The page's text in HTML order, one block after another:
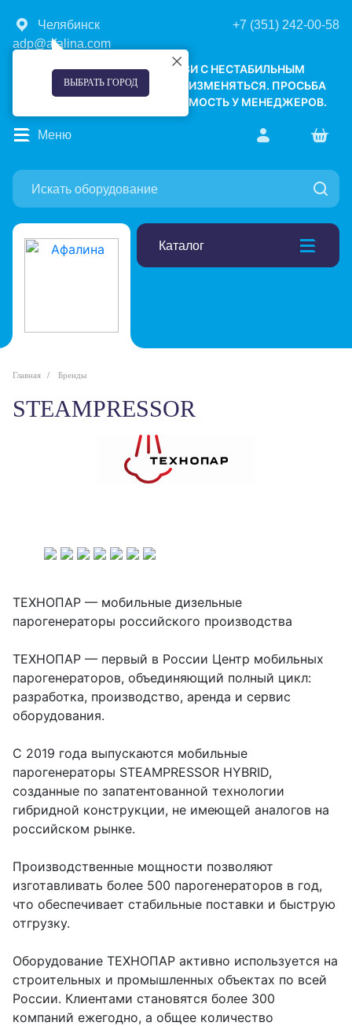
Челябинск
ВЫБРАТЬ ГОРОД
+7 (351) 242-00-58
adp@afalina.com
УВАЖАЕМЫЕ КЛИЕНТЫ! В СВЯЗИ С НЕСТАБИЛЬНЫМ
КУРСОМ ВАЛЮТ, ЦЕНЫ МОГУТ ИЗМЕНЯТЬСЯ. ПРОСЬБА
УТОЧНЯТЬ АКТУАЛЬНУЮ СТОИМОСТЬ У МЕНЕДЖЕРОВ.
Каталог
Меню
Главная Бренды
STEAMPRESSOR
ТЕХНОПАР — мобильные дизельные
парогенераторы российского производства
ТЕХНОПАР — первый в России Центр мобильных
парогенераторов, объединяющий полный цикл:
разработка, производство, аренда и сервис
оборудования.
С 2019 года выпускаются мобильные
парогенераторы STEAMPRESSOR HYBRID,
созданные по запатентованной технологии
гибридной конструкции, не имеющей аналогов на
российском рынке.
Производственные мощности позволяют
изготавливать более 500 парогенераторов в год,
что обеспечивает стабильные поставки и быструю
отгрузку.
Оборудование ТЕХНОПАР активно используется на
строительных и промышленных объектах по всей
России. Клиентами становятся более 300
компаний ежегодно, а общее количество